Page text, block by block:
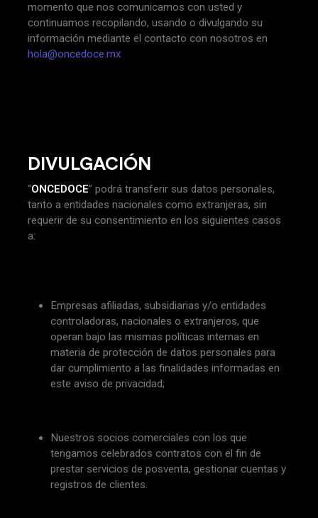
momento que nos comunicamos con usted y
continuamos recopilando, usando o divulgando su
información mediante el contacto con nosotros en
hola@oncedoce.mx
DIVULGACIÓN
“ONCEDOCE” podrá transferir sus datos personales,
tanto a entidades nacionales como extranjeras, sin
requerir de su consentimiento en los siguientes casos
a:
Empresas afiliadas, subsidiarias y/o entidades
controladoras, nacionales o extranjeros, que
operan bajo las mismas políticas internas en
materia de protección de datos personales para
dar cumplimiento a las finalidades informadas en
este aviso de privacidad;
Nuestros socios comerciales con los que
tengamos celebrados contratos con el fin de
prestar servicios de posventa, gestionar cuentas y
registros de clientes.